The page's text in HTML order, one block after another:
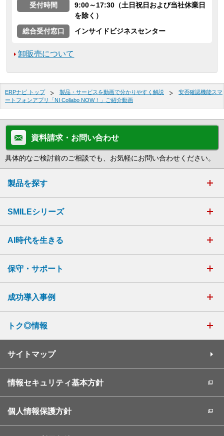
受付時間
9:00～17:30（土日祝日および当社休業日
を除く）
総合受付窓口
インサイドビジネスセンター
卸販売について
ERPナビ トップ 製品・サービスを動画で分かりやすく解説
安否確認機能スマ
ートフォンアプリ「NI Collabo NOW！」ご紹介動画
資料請求・お問い合わせ
具体的なご検討前のご相談でも、お気軽にお問い合わせください。
製品を探す
SMILEシリーズ
AI時代を生きる
保守・サポート
成功導入事例
トク◎情報
サイトマップ
情報セキュリティ基本方針
個人情報保護方針